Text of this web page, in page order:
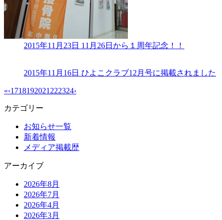
2015年11月23日 11月26日から１周年記念！！
2015年11月16日 ひよこクラブ12月号に掲載されました
«‹1718192021 222324›
カテゴリー
お知らせ一覧
新着情報
メディア掲載歴
アーカイブ
2026年8月
2026年7月
2026年4月
2026年3月